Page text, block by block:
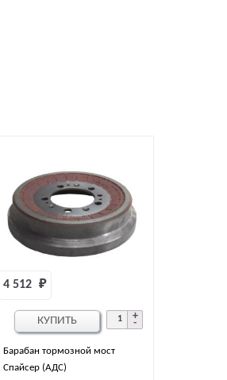
Барабан тормозной мост
Спайсер (АДС)
4 512 ₽
КУПИТЬ